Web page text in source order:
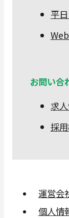
平
お問い合
求
採
運営会
個人情